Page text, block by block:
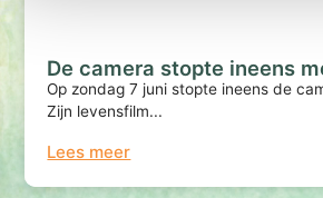
De camera stopte ineens
Op zondag 7 juni stopte ineens de
Zijn levensfilm...
Lees meer